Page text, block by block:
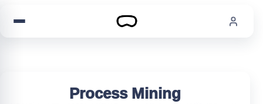
Process Mining